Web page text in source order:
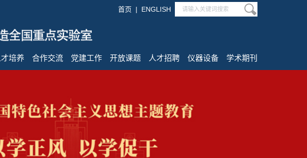
首页 | ENGLISH
才培养 合作交流
参观交流
党建工作
规章制度
学习资料
开放课题 人才招聘 仪器设备 学术期刊